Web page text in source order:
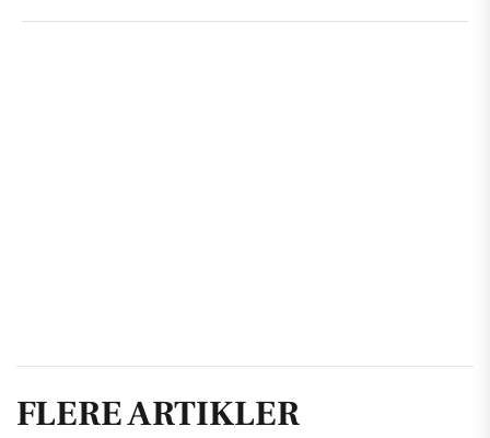
FLERE ARTIKLER